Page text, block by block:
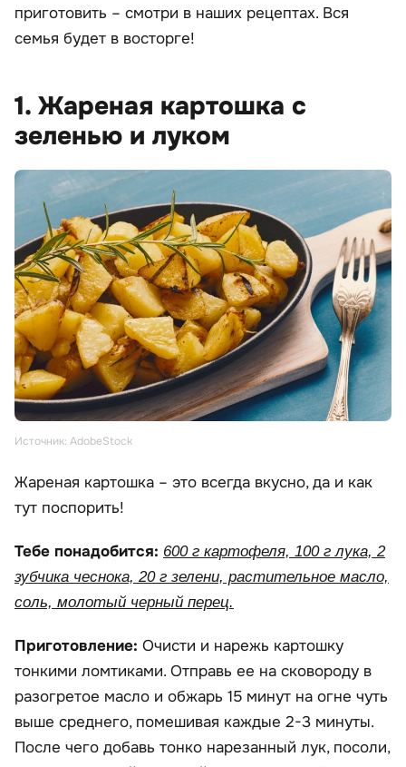
приготовить – смотри в наших рецептах. Вся
семья будет в восторге!
1. Жареная картошка с
зеленью и луком
Источник: AdobeStock
Жареная картошка – это всегда вкусно, да и как
тут поспорить!
Тебе понадобится: 600 г картофеля, 100 г лука, 2
зубчика чеснока, 20 г зелени, растительное масло,
соль, молотый черный перец.
Приготовление: Очисти и нарежь картошку
тонкими ломтиками. Отправь ее на сковороду в
разогретое масло и обжарь 15 минут на огне чуть
выше среднего, помешивая каждые 2-3 минуты.
После чего добавь тонко нарезанный лук, посоли,